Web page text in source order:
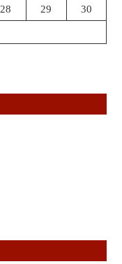
28 29 30